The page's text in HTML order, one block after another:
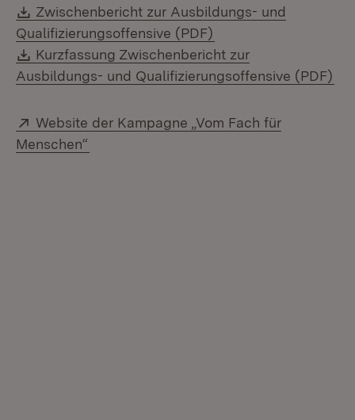
Download:
Zwischenbericht zur Ausbildungs- und
Qualifizierungsoffensive (PDF)
Download:
Kurzfassung Zwischenbericht zur
Ausbildungs- und Qualifizierungsoffensive (PDF)
Extern:
Website der Kampagne „Vom Fach für
Menschen“